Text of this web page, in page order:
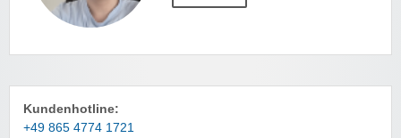
Kundenhotline:
+49 865 4774 1721